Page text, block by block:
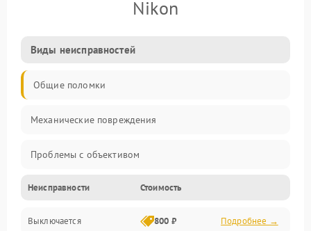
Nikon
Виды неисправностей
Общие поломки
Механические повреждения
Проблемы с объективом
Электронные ошибки
Механические проблемы
Неисправности Стоимость
Выключается 800 ₽ Подробнее →